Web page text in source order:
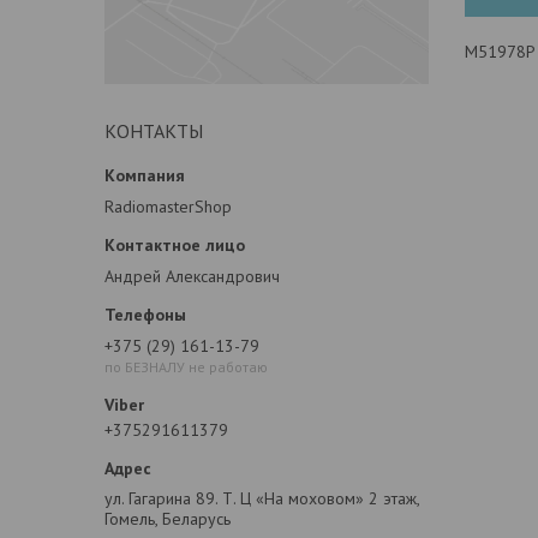
КОНТАКТЫ
RadiomasterShop
Андрей Александрович
+375 (29) 161-13-79
по БЕЗНАЛУ не работаю
+375291611379
ул. Гагарина 89. Т. Ц «На моховом» 2 этаж,
Гомель, Беларусь
M51978P